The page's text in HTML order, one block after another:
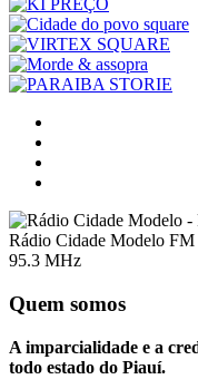
Rádio Cidade Modelo FM
95.3 MHz
Quem somos
A imparcialidade e a
todo estado do Piauí.